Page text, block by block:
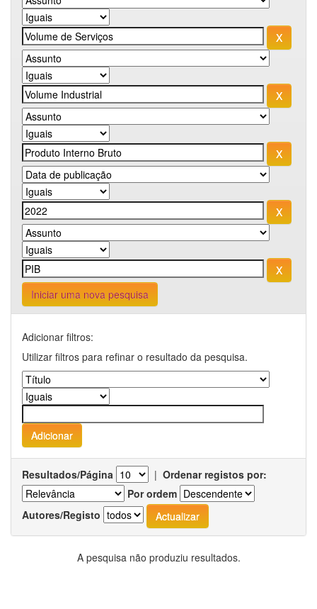
Iniciar uma nova pesquisa
Adicionar filtros:
Utilizar filtros para refinar o resultado da pesquisa.
Resultados/Página | Ordenar registos por:
Por ordem
Autores/Registo
A pesquisa não produziu resultados.